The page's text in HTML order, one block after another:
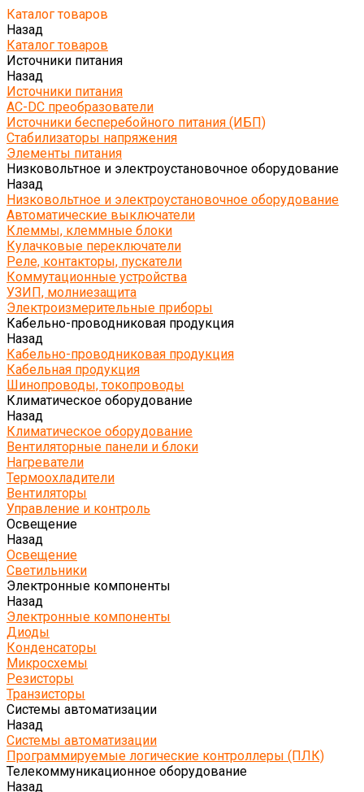
Каталог товаров
Назад
Каталог товаров
Источники питания
Назад
Источники питания
AC-DC преобразователи
Источники бесперебойного питания (ИБП)
Стабилизаторы напряжения
Элементы питания
Низковольтное и электроустановочное оборудование
Назад
Низковольтное и электроустановочное оборудование
Автоматические выключатели
Клеммы, клеммные блоки
Кулачковые переключатели
Реле, контакторы, пускатели
Коммутационные устройства
УЗИП, молниезащита
Электроизмерительные приборы
Кабельно-проводниковая продукция
Назад
Кабельно-проводниковая продукция
Кабельная продукция
Шинопроводы, токопроводы
Климатическое оборудование
Назад
Климатическое оборудование
Вентиляторные панели и блоки
Нагреватели
Термоохладители
Вентиляторы
Управление и контроль
Освещение
Назад
Освещение
Светильники
Электронные компоненты
Назад
Электронные компоненты
Диоды
Конденсаторы
Микросхемы
Резисторы
Транзисторы
Системы автоматизации
Назад
Системы автоматизации
Программируемые логические контроллеры (ПЛК)
Телекоммуникационное оборудование
Назад